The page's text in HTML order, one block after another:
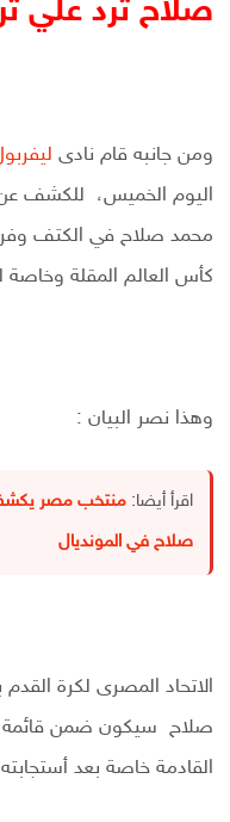
صلاح ترد علي
ومن جانبه قام نادى
اليوم الخميس، للكشف عن
محمد صلاح في الكتف
كأس العالم المقلة وخاصة
وهذا نصر البيان :
اقرأ أيضا: منتخب مصر يكشف
صلاح في المونديال
الاتحاد المصرى لكرة
صلاح سيكون ضمن قائمة
القادمة خاصة بعد أستجابته